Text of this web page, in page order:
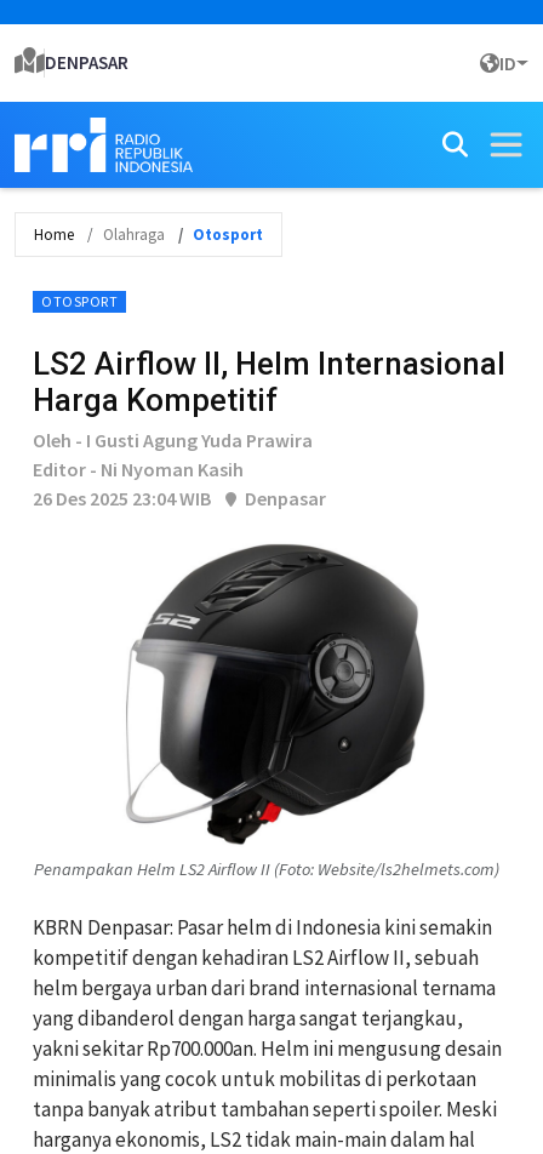
DENPASAR ID
Home Olahraga Otosport
OTOSPORT
LS2 Airflow II, Helm Internasional
Harga Kompetitif
Oleh - I Gusti Agung Yuda Prawira
Editor - Ni Nyoman Kasih
26 Des 2025 23:04 WIB
Denpasar
Penampakan Helm LS2 Airflow II (Foto: Website/ls2helmets.com)
KBRN Denpasar: Pasar helm di Indonesia kini semakin
kompetitif dengan kehadiran LS2 Airflow II, sebuah
helm bergaya urban dari brand internasional ternama
yang dibanderol dengan harga sangat terjangkau,
yakni sekitar Rp700.000an. Helm ini mengusung desain
minimalis yang cocok untuk mobilitas di perkotaan
tanpa banyak atribut tambahan seperti spoiler. Meski
harganya ekonomis, LS2 tidak main-main dalam hal